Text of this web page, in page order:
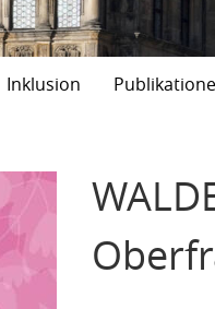
Inklusion